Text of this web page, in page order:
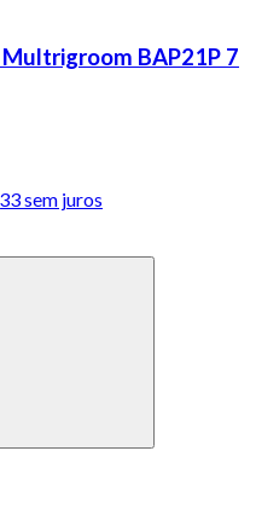
BAP21P 7
sem juros